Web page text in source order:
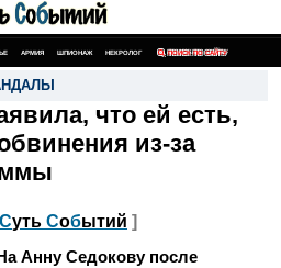
АРМИЯ ШПИОНАЖ НЕКРОЛОГ ПОИСК ПО САЙТУ
что ей есть,
из-за
Суть Событий ]
Анну Седокову после